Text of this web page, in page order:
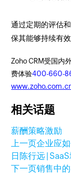
通过定期的评估
保其能够持续有
Zoho CRM受国内
费体验400-660-
相关话题
薪酬策略激励
上一页企业应
日 陈行远 |
下一页销售中